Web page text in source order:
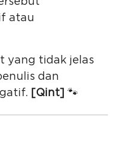
atau
yang tidak jelas
dan
[Qint] 🐾